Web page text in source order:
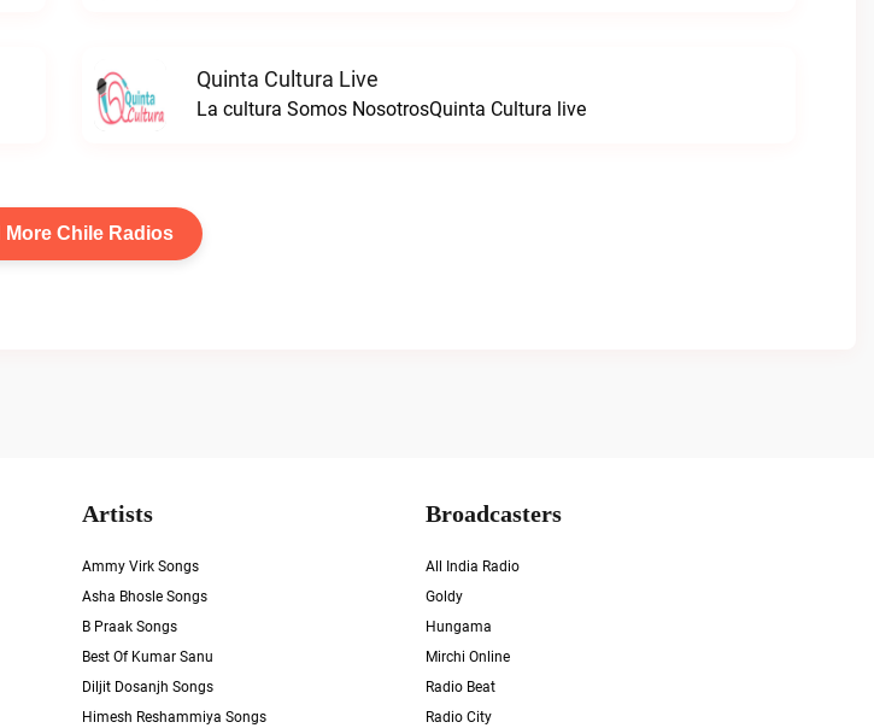
Quinta Cultura Live
La cultura Somos NosotrosQuinta Cultura live
More Chile Radios
Artists
Ammy Virk Songs
Asha Bhosle Songs
B Praak Songs
Best Of Kumar Sanu
Diljit Dosanjh Songs
Himesh Reshammiya Songs
Broadcasters
All India Radio
Goldy
Hungama
Mirchi Online
Radio Beat
Radio City